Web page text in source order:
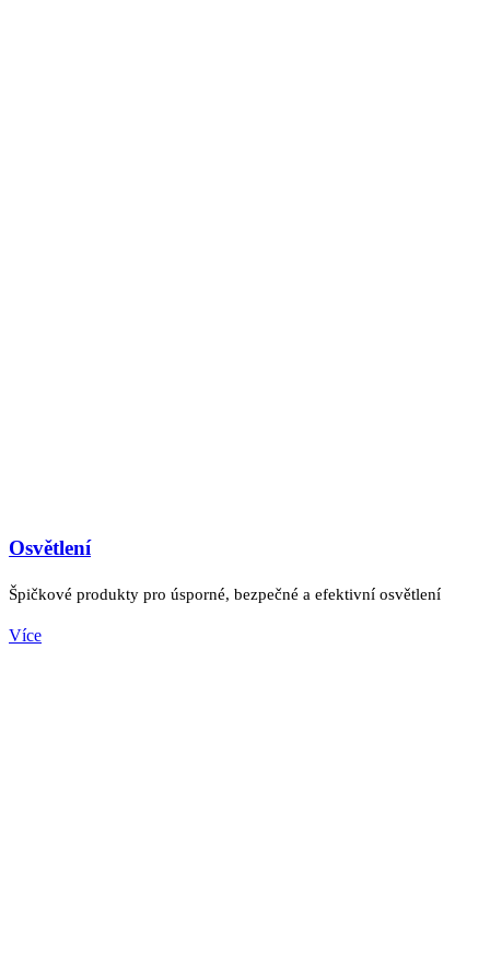
Osvětlení
Špičkové produkty pro úsporné, bezpečné a efektivní osvětlení
Více